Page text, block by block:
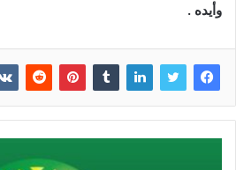
وأيده .